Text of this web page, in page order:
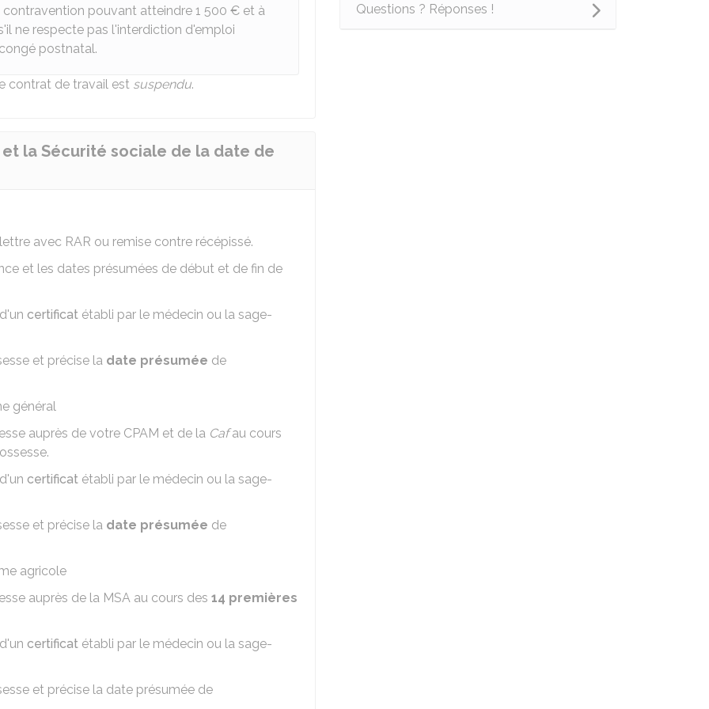
pouvant atteindre 1 500 € et à
ne respecte pas l'interdiction d'emploi
postnatal.
contrat de travail est suspendu.
la Sécurité sociale de la date de
avec RAR ou remise contre récépissé.
et les dates présumées de début et de fin de
certificat établi par le médecin ou la sage-
et précise la date présumée de
général
auprès de votre CPAM et de la Cafau cours
certificat établi par le médecin ou la sage-
et précise la date présumée de
agricole
auprès de la MSA au cours des 14 premières
certificat établi par le médecin ou la sage-
et précise la date présumée de
Questions ? Réponses !